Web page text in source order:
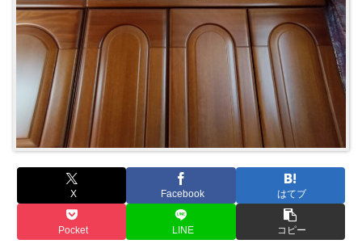
X Facebook はてブ
Pocket LINE コピー